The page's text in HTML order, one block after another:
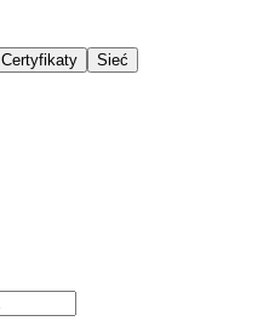
Certyfikaty Sieć